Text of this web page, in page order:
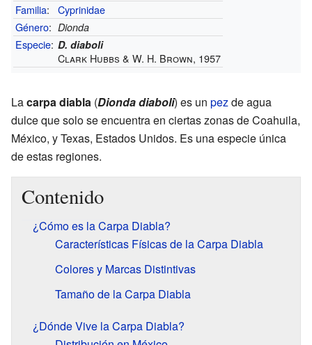
Familia:
Cyprinidae
Género: Dionda
Especie: D. diaboli
Clark Hubbs & W. H. Brown, 1957
Lacarpa diabla (Dionda diaboli) es un pezde agua
dulce que solo se encuentra en ciertas zonas de Coahuila,
México, y Texas, Estados Unidos. Es una especie única
de estas regiones.
Contenido
¿Cómo es la Carpa Diabla?
Características Físicas de la Carpa Diabla
Colores y Marcas Distintivas
Tamaño de la Carpa Diabla
¿Dónde Vive la Carpa Diabla?